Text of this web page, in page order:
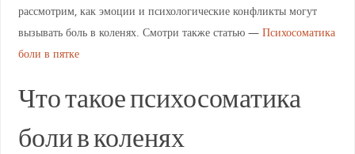
рассмотрим, как эмоции и психологические конфликты могут
вызывать боль в коленях. Смотри также статью — Психосоматика
боли в пятке
Что такое психосоматика
боли в коленях